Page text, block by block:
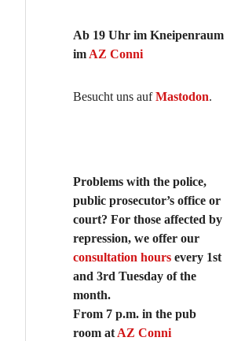
Ab 19 Uhr im Kneipenraum
im AZ Conni
Besucht uns aufMastodon.
Problems with the police,
public prosecutor’s office or
court? For those affected by
repression, we offer our
consultation hours every 1st
and 3rd Tuesday of the
month.
From 7 p.m. in the pub
room at AZ Conni